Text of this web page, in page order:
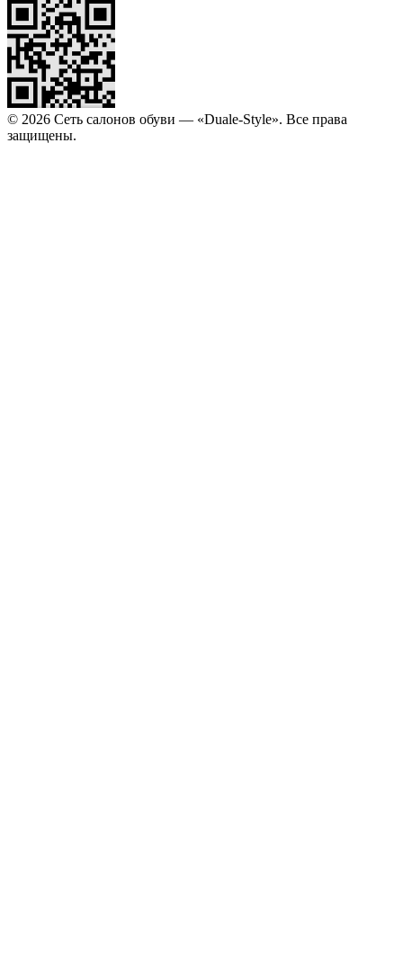
© 2026 Сеть салонов обуви — «Duale-Style». Все права
защищены.